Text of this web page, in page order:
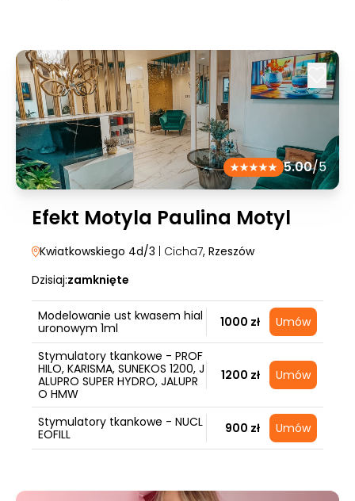
5.00/5
Efekt Motyla Paulina Motyl
Kwiatkowskiego 4d/3 | Cicha7, Rzeszów
Dzisiaj:zamknięte
Modelowanie ust kwasem hial
uronowym 1ml
1000 zł Umów
Stymulatory tkankowe - PROF
HILO, KARISMA, SUNEKOS 1200, J
ALUPRO SUPER HYDRO, JALUPR
O HMW
1200 zł Umów
Stymulatory tkankowe - NUCL
EOFILL
900 zł Umów